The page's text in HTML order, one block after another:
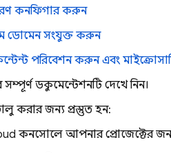
কনফিগার করুন
ডোমেন সংযুক্ত করুন
পরিবেশন করুন এবং
সম্পূর্ণ ডকুমেন্টেশনটি দেখে নিন।
করার জন্য প্রস্তুত হন:
কনসোলে আপনার প্রোজেক্টের